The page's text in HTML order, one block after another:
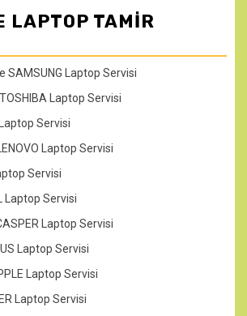
LAPTOP TAMIR
SAMSUNG Laptop Servisi
Laptop Servisi
Servisi
Laptop Servisi
Servisi
Laptop Servisi
Laptop Servisi
Laptop Servisi
Laptop Servisi
Laptop Servisi